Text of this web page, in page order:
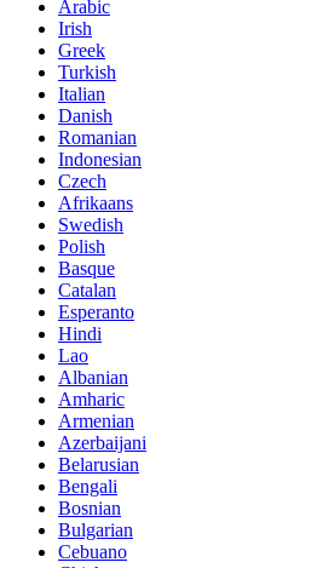
Arabic
Irish
Greek
Turkish
Italian
Danish
Romanian
Indonesian
Czech
Afrikaans
Swedish
Polish
Basque
Catalan
Esperanto
Hindi
Lao
Albanian
Amharic
Armenian
Azerbaijani
Belarusian
Bengali
Bosnian
Bulgarian
Cebuano